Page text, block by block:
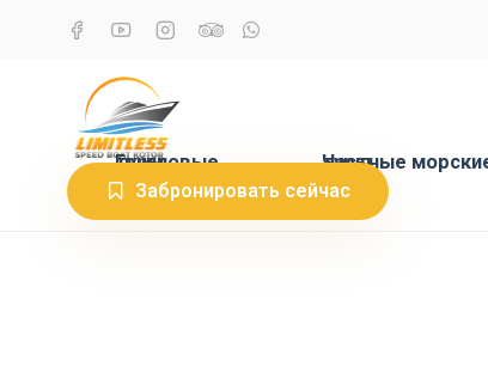
Групповые туры Частные морские туры
Забронировать сейчас